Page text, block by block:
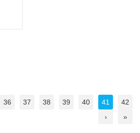
36 37 38 39 40 41
42
›
»